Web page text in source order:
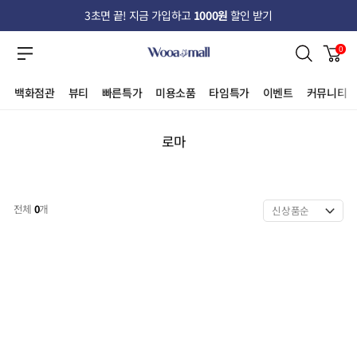
3초면 끝! 지금 가입하고 1000원 할인 받기
백화점관 뷰티 빠른특가 미용소품 타임특가 이벤트 커뮤니티
0
로마
전체 0개